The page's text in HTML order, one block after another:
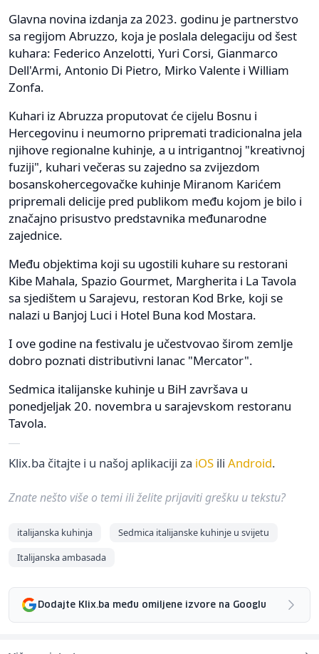
Glavna novina izdanja za 2023. godinu je partnerstvo
sa regijom Abruzzo, koja je poslala delegaciju od šest
kuhara: Federico Anzelotti, Yuri Corsi, Gianmarco
Dell'Armi, Antonio Di Pietro, Mirko Valente i William
Zonfa.
Kuhari iz Abruzza proputovat će cijelu Bosnu i
Hercegovinu i neumorno pripremati tradicionalna jela
njihove regionalne kuhinje, a u intrigantnoj "kreativnoj
fuziji", kuhari večeras su zajedno sa zvijezdom
bosanskohercegovačke kuhinje Miranom Karićem
pripremali delicije pred publikom među kojom je bilo i
značajno prisustvo predstavnika međunarodne
zajednice.
Među objektima koji su ugostili kuhare su restorani
Kibe Mahala, Spazio Gourmet, Margherita i La Tavola
sa sjedištem u Sarajevu, restoran Kod Brke, koji se
nalazi u Banjoj Luci i Hotel Buna kod Mostara.
I ove godine na festivalu je učestvovao širom zemlje
dobro poznati distributivni lanac "Mercator".
Sedmica italijanske kuhinje u BiH završava u
ponedjeljak 20. novembra u sarajevskom restoranu
Tavola.
Klix.ba čitajte i u našoj aplikaciji za iOS ili Android.
Znate nešto više o temi ili želite prijaviti grešku u tekstu?
italijanska kuhinja
Sedmica italijanske kuhinje u svijetu
Italijanska ambasada
Dodajte Klix.ba među omiljene izvore na Googlu